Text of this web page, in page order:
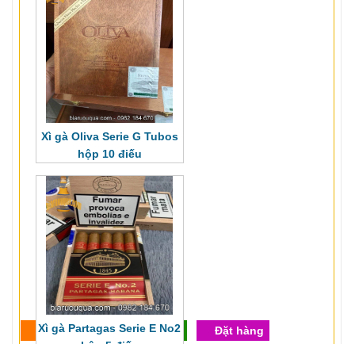
Cho vào giỏ Xem giỏ Đặt hàng
Xì gà Oliva Serie G Tubos
hộp 10 điếu
Xì gà Partagas Serie E No2